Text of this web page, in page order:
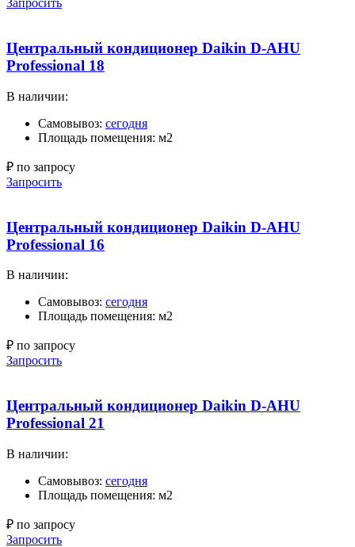
Запросить
Центральный кондиционер Daikin D-AHU
Professional 18
В наличии:
Самовывоз: сегодня
Площадь помещения: м2
₽ по запросу
Запросить
Центральный кондиционер Daikin D-AHU
Professional 16
В наличии:
Самовывоз: сегодня
Площадь помещения: м2
₽ по запросу
Запросить
Центральный кондиционер Daikin D-AHU
Professional 21
В наличии:
Самовывоз: сегодня
Площадь помещения: м2
₽ по запросу
Запросить